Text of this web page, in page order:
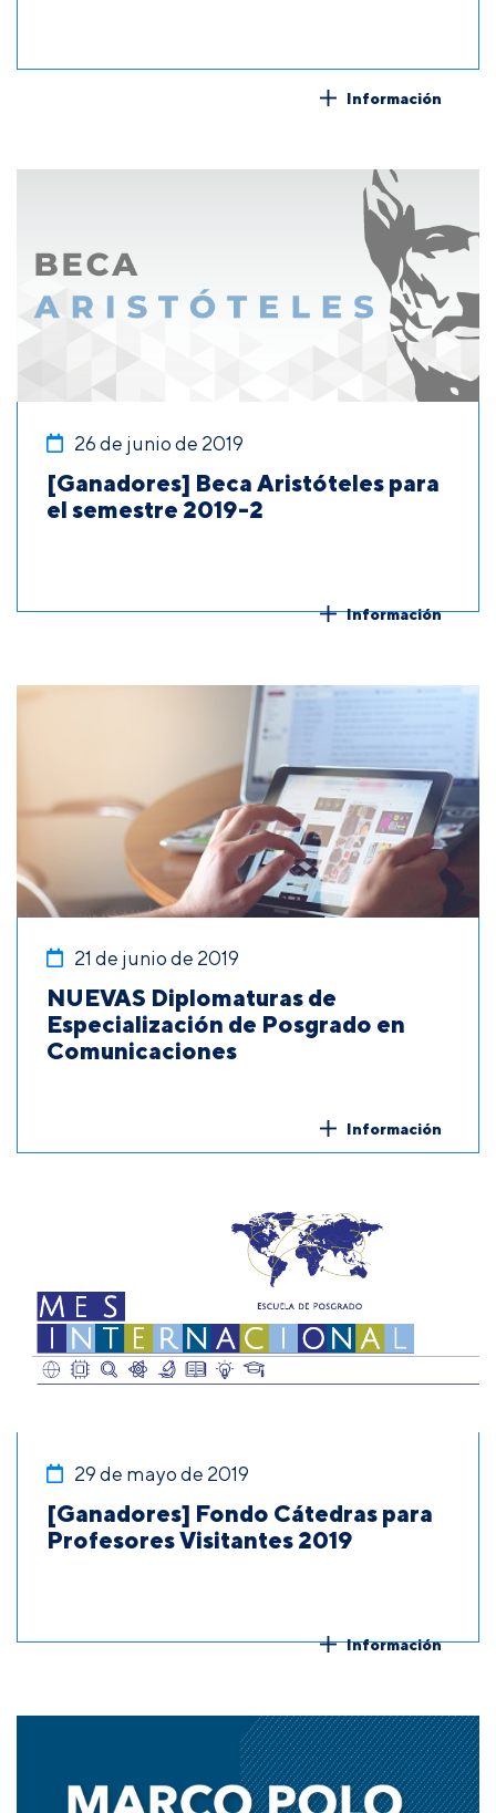
Información
26 de junio de 2019
[Ganadores] Beca Aristóteles para
el semestre 2019-2
Información
21 de junio de 2019
NUEVAS Diplomaturas de
Especialización de Posgrado en
Comunicaciones
Información
29 de mayo de 2019
[Ganadores] Fondo Cátedras para
Profesores Visitantes 2019
Información